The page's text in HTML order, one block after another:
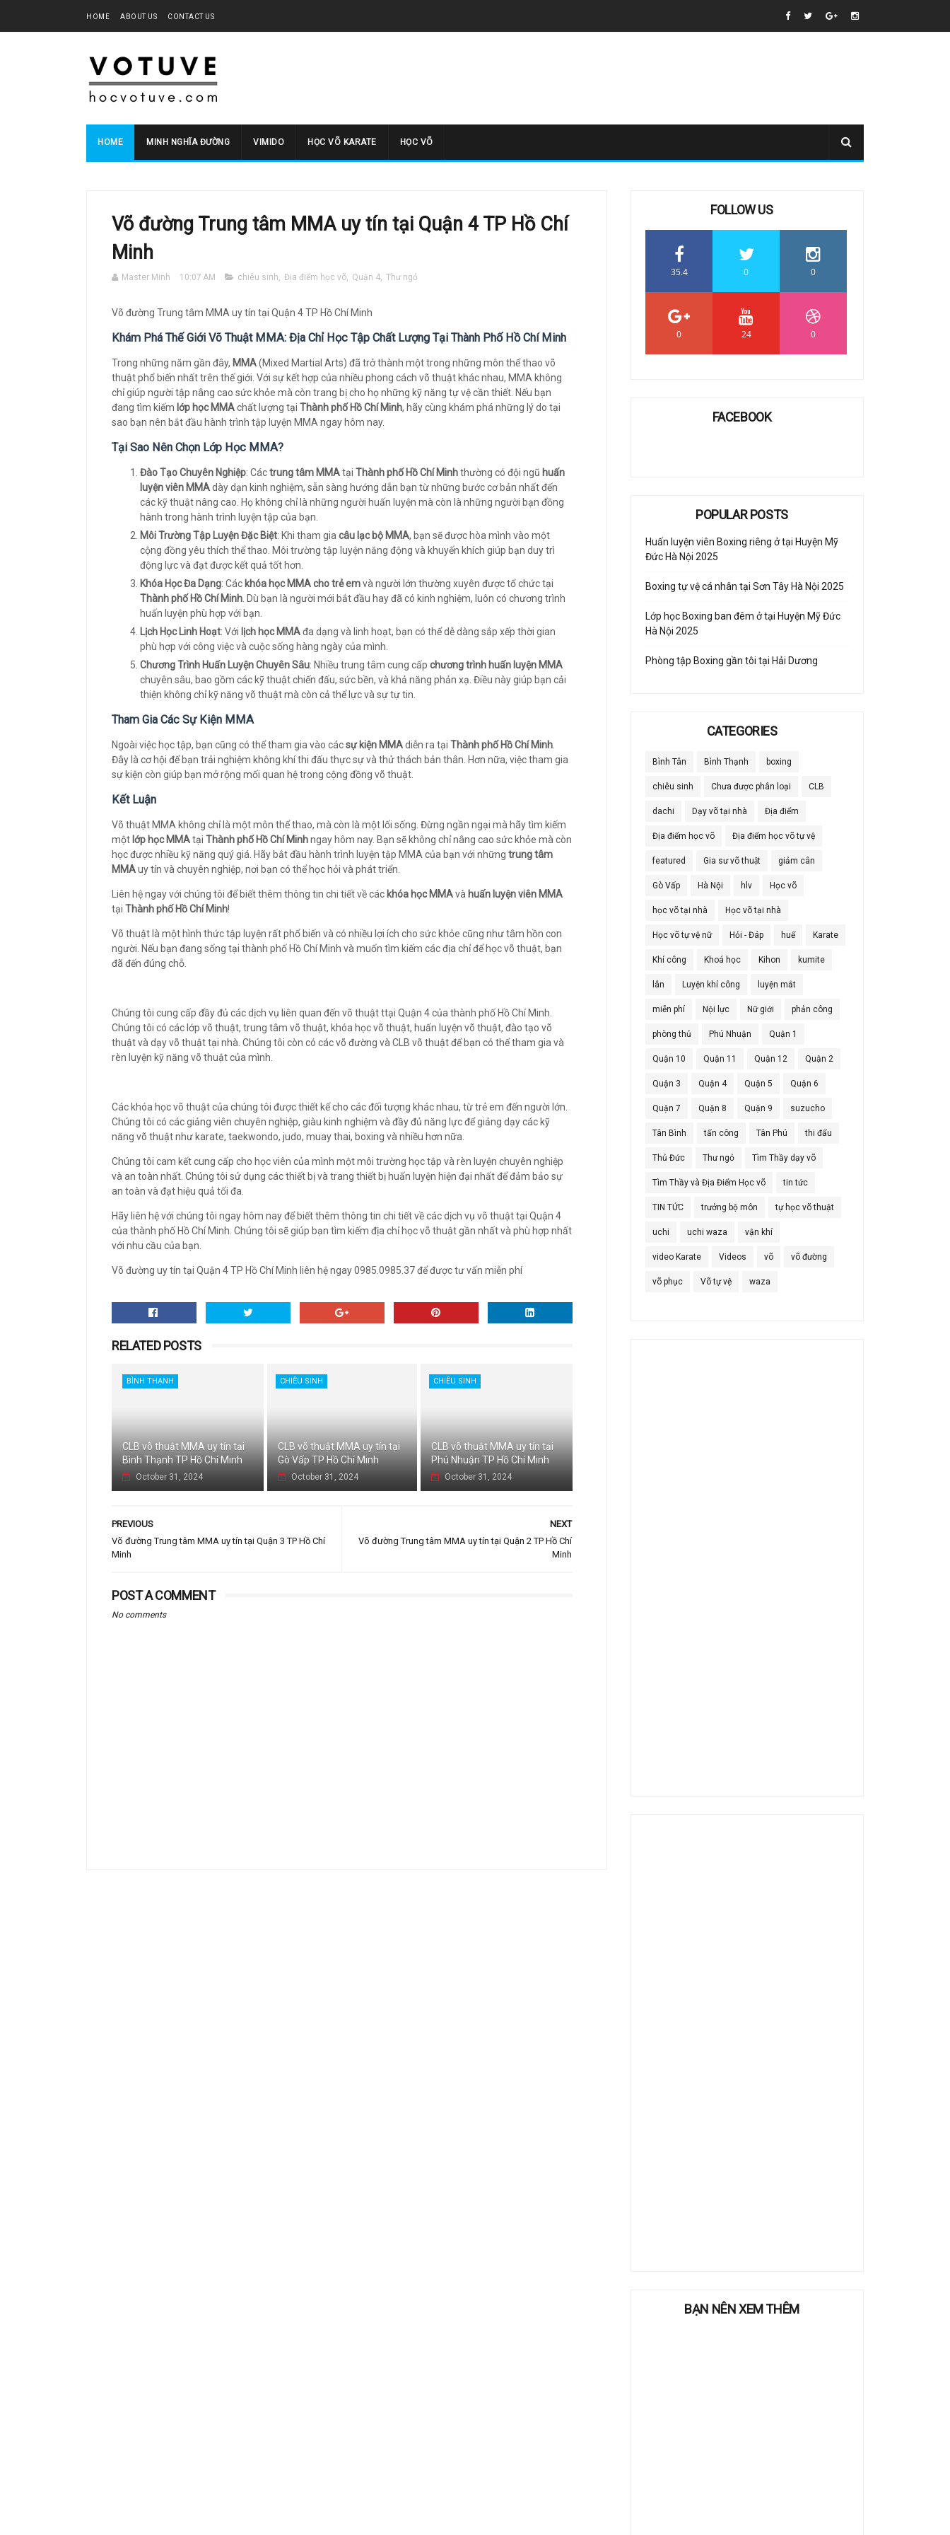
HOME ABOUT US CONTACT US
HOME MINH NGHĨA ĐƯỜNG VIMIDO HỌC VÕ KARATE HỌC VÕ
Võ đường Trung tâm MMA uy tín tại Quận 4 TP Hồ Chí
Minh
Master Minh 10:07 AM chiêu sinh, Địa điểm học võ, Quận 4, Thư ngỏ
Võ đường Trung tâm MMA uy tín tại Quận 4 TP Hồ Chí Minh
Khám Phá Thế Giới Võ Thuật MMA: Địa Chỉ Học Tập Chất Lượng Tại Thành Phố Hồ Chí Minh
Trong những năm gần đây, MMA(Mixed Martial Arts) đã trở thành một trong những môn thể thao võ
thuật phổ biến nhất trên thế giới. Với sự kết hợp của nhiều phong cách võ thuật khác nhau, MMA không
chỉ giúp người tập nâng cao sức khỏe mà còn trang bị cho họ những kỹ năng tự vệ cần thiết. Nếu bạn
đang tìm kiếm lớp học MMAchất lượng tại Thành phố Hồ Chí Minh, hãy cùng khám phá những lý do tại
sao bạn nên bắt đầu hành trình tập luyện MMA ngay hôm nay.
Tại Sao Nên Chọn Lớp Học MMA?
Đào Tạo Chuyên Nghiệp: Cáctrung tâm MMAtại Thành phố Hồ Chí Minhthường có đội ngũ huấn
luyện viên MMAdày dạn kinh nghiệm, sẵn sàng hướng dẫn bạn từ những bước cơ bản nhất đến
các kỹ thuật nâng cao. Họ không chỉ là những người huấn luyện mà còn là những người bạn đồng
hành trong hành trình luyện tập của bạn.
Môi Trường Tập Luyện Đặc Biệt: Khi tham gia câu lạc bộ MMA, bạn sẽ được hòa mình vào một
cộng đồng yêu thích thể thao. Môi trường tập luyện năng động và khuyến khích giúp bạn duy trì
động lực và đạt được kết quả tốt hơn.
Khóa Học Đa Dạng: Các khóa học MMA cho trẻ emvà người lớn thường xuyên được tổ chức tại
Thành phố Hồ Chí Minh . Dù bạn là người mới bắt đầu hay đã có kinh nghiệm, luôn có chương trình
huấn luyện phù hợp với bạn.
Lịch Học Linh Hoạt: Với lịch học MMAđa dạng và linh hoạt, bạn có thể dễ dàng sắp xếp thời gian
phù hợp với công việc và cuộc sống hàng ngày của mình.
Chương Trình Huấn Luyện Chuyên Sâu: Nhiều trung tâm cung cấp chương trình huấn luyện MMA
chuyên sâu, bao gồm các kỹ thuật chiến đấu, sức bền, và khả năng phản xạ. Điều này giúp bạn cải
thiện không chỉ kỹ năng võ thuật mà còn cả thể lực và sự tự tin.
Tham Gia Các Sự Kiện MMA
Ngoài việc học tập, bạn cũng có thể tham gia vào cácsự kiện MMAdiễn ra tại Thành phố Hồ Chí Minh
Đây là cơ hội để bạn trải nghiệm không khí thi đấu thực sự và thử thách bản thân. Hơn nữa, việc tham gia
sự kiện còn giúp bạn mở rộng mối quan hệ trong cộng đồng võ thuật.
Kết Luận
Võ thuật MMA không chỉ là một môn thể thao, mà còn là một lối sống. Đừng ngần ngại mà hãy tìm kiếm
một lớp học MMAtại Thành phố Hồ Chí Minhngay hôm nay. Bạn sẽ không chỉ nâng cao sức khỏe mà còn
học được nhiều kỹ năng quý giá. Hãy bắt đầu hành trình luyện tập MMA của bạn với những trung tâm
MMAuy tín và chuyên nghiệp, nơi bạn có thể học hỏi và phát triển.
Liên hệ ngay với chúng tôi để biết thêm thông tin chi tiết về các khóa học MMAvà huấn luyện viên MMA
tại Thành phố Hồ Chí Minh!
Võ thuật là một hình thức tập luyện rất phổ biến và có nhiều lợi ích cho sức khỏe cũng như tâm hồn con
người. Nếu bạn đang sống tại thành phố Hồ Chí Minh và muốn tìm kiếm các địa chỉ để học võ thuật, bạn
đã đến đúng chỗ.
Chúng tôi cung cấp đầy đủ các dịch vụ liên quan đến võ thuật ttại Quận 4 của thành phố Hồ Chí Minh.
Chúng tôi có các lớp võ thuật, trung tâm võ thuật, khóa học võ thuật, huấn luyện võ thuật, đào tạo võ
thuật và dạy võ thuật tại nhà. Chúng tôi còn có các võ đường và CLB võ thuật để bạn có thể tham gia và
rèn luyện kỹ năng võ thuật của mình.
Các khóa học võ thuật của chúng tôi được thiết kế cho các đối tượng khác nhau, từ trẻ em đến người lớn.
Chúng tôi có các giảng viên chuyên nghiệp, giàu kinh nghiệm và đầy đủ năng lực để giảng dạy các kỹ
năng võ thuật như karate, taekwondo, judo, muay thai, boxing và nhiều hơn nữa.
Chúng tôi cam kết cung cấp cho học viên của mình một môi trường học tập và rèn luyện chuyên nghiệp
và an toàn nhất. Chúng tôi sử dụng các thiết bị và trang thiết bị huấn luyện hiện đại nhất để đảm bảo sự
an toàn và đạt hiệu quả tối đa.
Hãy liên hệ với chúng tôi ngay hôm nay để biết thêm thông tin chi tiết về các dịch vụ võ thuật tại Quận 4
của thành phố Hồ Chí Minh. Chúng tôi sẽ giúp bạn tìm kiếm địa chỉ học võ thuật gần nhất và phù hợp nhất
với nhu cầu của bạn.
Võ đường uy tín tại Quận 4 TP Hồ Chí Minh liên hệ ngay 0985.0985.37 để được tư vấn miễn phí
RELATED POSTS
BÌNH THẠNH
CLB võ thuật MMA uy tín tại
Bình Thạnh TP Hồ Chí Minh
October 31, 2024
CHIÊU SINH
CLB võ thuật MMA uy tín tại
Gò Vấp TP Hồ Chí Minh
October 31, 2024
CHIÊU SINH
CLB võ thuật MMA uy tín tại
Phú Nhuận TP Hồ Chí Minh
October 31, 2024
NEXT
Võ đường Trung tâm MMA uy tín tại Quận 2 TP Hồ Chí
Minh
PREVIOUS
Võ đường Trung tâm MMA uy tín tại Quận 3 TP Hồ Chí
Minh
POST A COMMENT
No comments
FOLLOW US
35.4 0 0
0 24 0
FACEBOOK
POPULAR POSTS
Huấn luyện viên Boxing riêng ở tại Huyện Mỹ
Đức Hà Nội 2025
Boxing tự vệ cá nhân tại Sơn Tây Hà Nội 2025
Lớp học Boxing ban đêm ở tại Huyện Mỹ Đức
Hà Nội 2025
Phòng tập Boxing gần tôi tại Hải Dương
CATEGORIES
Bình Tân Bình Thạnh boxing
chiêu sinh Chưa được phân loại CLB
dachi Dạy võ tại nhà Địa điểm
Địa điểm học võ Địa điểm học võ tự vệ
featured Gia sư võ thuật giảm cân
Gò Vấp Hà Nội hlv Học võ
học võ tại nhà Học võ tại nhà
Học võ tự vệ nữ Hỏi - Đáp huế Karate
Khí công Khoá học Kihon kumite
lân Luyện khí công luyện mắt
miễn phí Nội lực Nữ giới phản công
phòng thủ Phú Nhuận Quận 1
Quận 10 Quận 11 Quận 12 Quận 2
Quận 3 Quận 4 Quận 5 Quận 6
Quận 7 Quận 8 Quận 9 suzucho
Tân Bình tấn công Tân Phú thi đấu
Thủ Đức Thư ngỏ Tìm Thầy dạy võ
Tìm Thầy và Địa Điểm Học võ tin tức
TIN TỨC trưởng bộ môn tự học võ thuật
uchi uchi waza vận khí
video Karate Videos võ võ đường
võ phục Võ tự vệ waza
BẠN NÊN XEM THÊM